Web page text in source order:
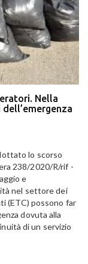
Nella
lo scorso
238/2020/R/rif -
e
nel settore dei
(ETC) possono far
dovuta alla
di un servizio